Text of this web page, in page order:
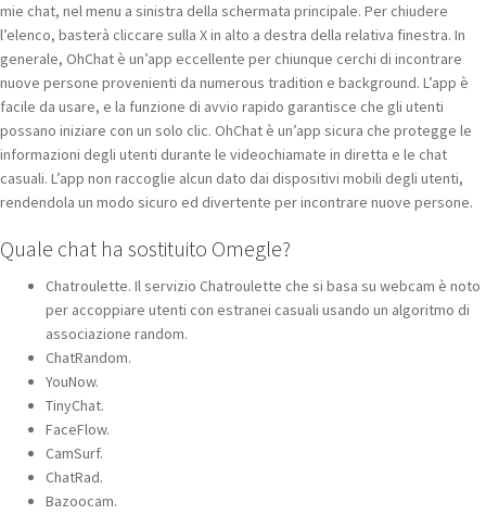
mie chat, nel menu a sinistra della schermata principale. Per chiudere
l’elenco, basterà cliccare sulla X in alto a destra della relativa finestra. In
generale, OhChat è un’app eccellente per chiunque cerchi di incontrare
nuove persone provenienti da numerous tradition e background. L’app è
facile da usare, e la funzione di avvio rapido garantisce che gli utenti
possano iniziare con un solo clic. OhChat è un’app sicura che protegge le
informazioni degli utenti durante le videochiamate in diretta e le chat
casuali. L’app non raccoglie alcun dato dai dispositivi mobili degli utenti,
rendendola un modo sicuro ed divertente per incontrare nuove persone.
Quale chat ha sostituito Omegle?
Chatroulette. Il servizio Chatroulette che si basa su webcam è noto
per accoppiare utenti con estranei casuali usando un algoritmo di
associazione random.
ChatRandom.
YouNow.
TinyChat.
FaceFlow.
CamSurf.
ChatRad.
Bazoocam.